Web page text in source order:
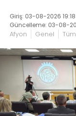
Giriş: 03-08-2026 19:18
Güncelleme: 03-08-
Afyon Genel